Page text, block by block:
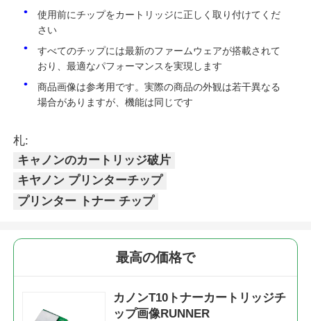
ブラザー・トナー・チップ
ミノルタトナーチップ
シャープチップ
印刷機とコピー機の部品
ドラム＆フューザーユニット
トナーカートリッジ
使用前にチップをカートリッジに正しく取り付けてくだ
さい
すべてのチップには最新のファームウェアが搭載されて
おり、最適なパフォーマンスを実現します
商品画像は参考用です。実際の商品の外観は若干異なる
場合がありますが、機能は同じです
札:
キャノンのカートリッジ破片
キヤノン プリンターチップ
プリンター トナー チップ
最高の価格で
カノンT10トナーカートリッジチ
ップ画像RUNNER